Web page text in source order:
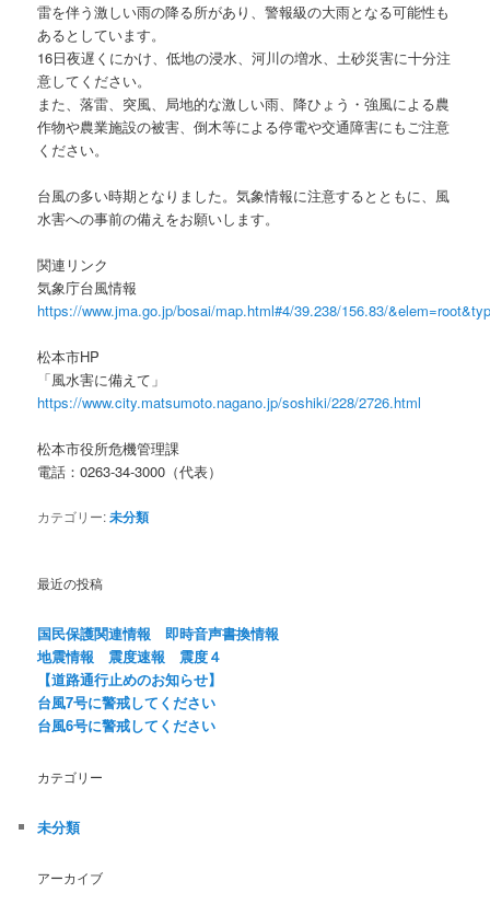
雷を伴う激しい雨の降る所があり、警報級の大雨となる可能性も
あるとしています。
16日夜遅くにかけ、低地の浸水、河川の増水、土砂災害に十分注
意してください。
また、落雷、突風、局地的な激しい雨、降ひょう・強風による農
作物や農業施設の被害、倒木等による停電や交通障害にもご注意
ください。
台風の多い時期となりました。気象情報に注意するとともに、風
水害への事前の備えをお願いします。
関連リンク
気象庁台風情報
https://www.jma.go.jp/bosai/map.html#4/39.238/156.83/
松本市HP
「風水害に備えて」
https://www.city.matsumoto.nagano.jp/soshiki/228/2726.html
松本市役所危機管理課
電話：0263-34-3000（代表）
カテゴリー:未分類
最近の投稿
国民保護関連情報 即時音声書換情報
地震情報 震度速報 震度４
【道路通行止めのお知らせ】
台風7号に警戒してください
台風6号に警戒してください
カテゴリー
未分類
アーカイブ